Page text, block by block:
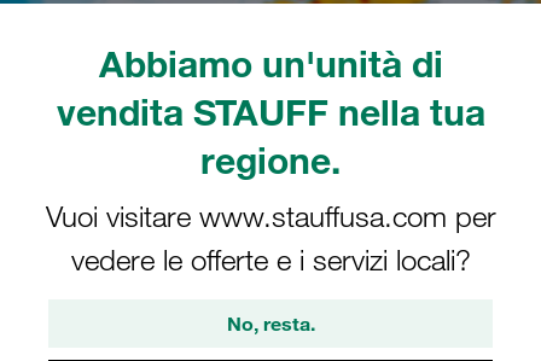
Abbiamo un'unità di
vendita STAUFF nella tua
regione.
Vuoi visitare www.stauffusa.com per
vedere le offerte e i servizi locali?
No, resta.
Regno Unito (UK)
Scoprite di più in merito al sito produttivo
STAUFF nel Regno Unito
Sede principale